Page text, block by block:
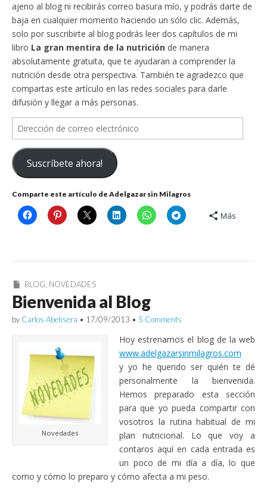
ajeno al blog ni recibirás correo basura mío, y podrás darte de
baja en cualquier momento haciendo un sólo clic. Además,
solo por suscribirte al blog podrás leer dos capítulos de mi
libro La gran mentira de la nutrición de manera
absolutamente gratuita, que te ayudaran a comprender la
nutrición desde otra perspectiva. También te agradezco que
compartas este artículo en las redes sociales para darle
difusión y llegar a más personas.
Dirección
de
correo
electrónico
Suscríbete ahora!
Comparte este artículo de Adelgazar sin Milagros
Más
BLOG NOVEDADES
Bienvenida al Blog
by Carlos Abehsera • 17/09/2013 • 5 Comments
Novedades
Hoy estrenamos el blog de la web
www.adelgazarsinmilagros.com
y yo he querido ser quién te dé
personalmente la bienvenida.
Hemos preparado esta sección
para que yo pueda compartir con
vosotros la rutina habitual de mi
plan nutricional. Lo que voy a
contaros aquí en cada entrada es
un poco de mi día a día, lo que
como y cómo lo preparo y cómo afecta a mi peso.